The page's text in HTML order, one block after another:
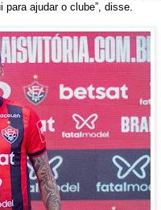
para ajudar o clube”, disse.